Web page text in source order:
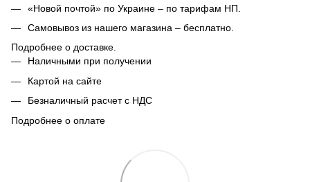
«Новой почтой» по Украине – по тарифам НП.
Самовывоз из нашего магазина – бесплатно.
Подробнее о доставке.
Наличными при получении
Картой на сайте
Безналичный расчет с НДС
Подробнее о оплате